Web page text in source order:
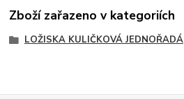
Zboží zařazeno v kategoriích
LOŽISKA KULIČKOVÁ JEDNOŘADÁ